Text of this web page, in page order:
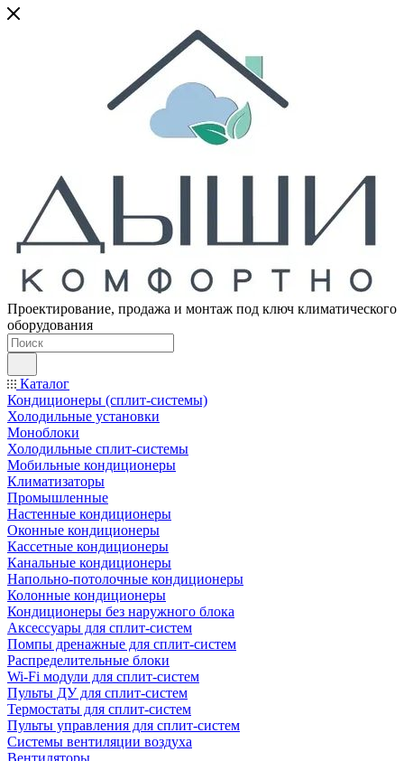
Проектирование, продажа и монтаж под ключ климатического
оборудования
Каталог
Кондиционеры (сплит-системы)
Холодильные установки
Моноблоки
Холодильные сплит-системы
Мобильные кондиционеры
Климатизаторы
Промышленные
Настенные кондиционеры
Оконные кондиционеры
Кассетные кондиционеры
Канальные кондиционеры
Напольно-потолочные кондиционеры
Колонные кондиционеры
Кондиционеры без наружного блока
Аксессуары для сплит-систем
Помпы дренажные для сплит-систем
Распределительные блоки
Wi-Fi модули для сплит-систем
Пульты ДУ для сплит-систем
Термостаты для сплит-систем
Пульты управления для сплит-систем
Системы вентиляции воздуха
Вентиляторы